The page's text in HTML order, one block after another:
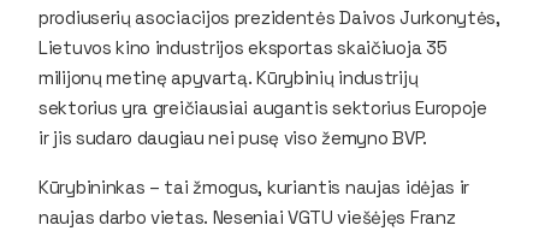
prodiuserių asociacijos prezidentės Daivos Jurkonytės,
Lietuvos kino industrijos eksportas skaičiuoja 35
milijonų metinę apyvartą. Kūrybinių industrijų
sektorius yra greičiausiai augantis sektorius Europoje
ir jis sudaro daugiau nei pusę viso žemyno BVP.
Kūrybininkas – tai žmogus, kuriantis naujas idėjas ir
naujas darbo vietas. Neseniai VGTU viešėjęs Franz